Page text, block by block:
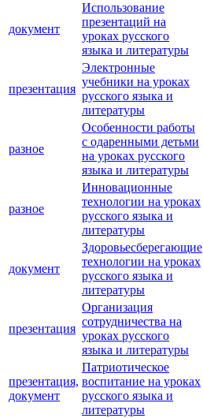
документ
Использование
презентаций на
уроках русского
языка и литературы
презентация
Электронные
учебники на уроках
русского языка и
литературы
разное
Особенности работы
с одаренными детьми
на уроках русского
языка и литературы
разное
Инновационные
технологии на уроках
русского языка и
литературы
документ
Здоровьесберегающие
технологии на уроках
русского языка и
литературы
презентация
Организация
сотрудничества на
уроках русского
языка и литературы
презентация,
документ
Патриотическое
воспитание на уроках
русского языка и
литературы